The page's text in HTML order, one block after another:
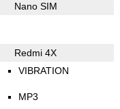
Nano SIM
Redmi 4X
VIBRATION
MP3